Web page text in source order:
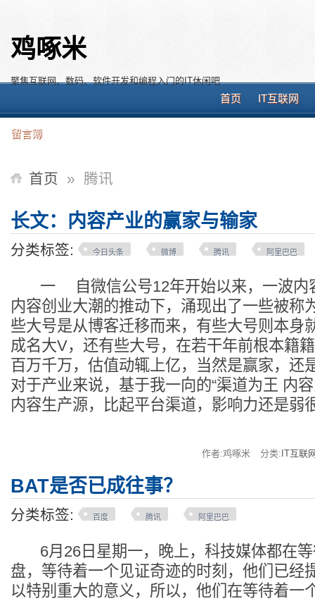
鸡啄米
聚焦互联网、数码、软件开发和编程入门的IT休闲吧
首页 IT互联网
留言簿
首页 » 腾讯
长文：内容产业的赢家与输家
分类标签: 今日头条 微博 腾讯 阿里巴巴
一 自微信公号12年开始以来，一波内
内容创业大潮的推动下，涌现出了一些被称
些大号是从博客迁移而来，有些大号则本身
成名大V，还有些大号，在若干年前根本籍
百万千万，估值动辄上亿，当然是赢家，还
对于产业来说，基于我一向的“渠道为王 内
内容生产源，比起平台渠道，影响力还是弱
作者:鸡啄米 分类: IT互联
BAT是否已成往事？
分类标签: 百度 腾讯 阿里巴巴
6月26日星期一，晚上，科技媒体都在等
盘，等待着一个见证奇迹的时刻，他们已经
以特别重大的意义，所以，他们在等待着一